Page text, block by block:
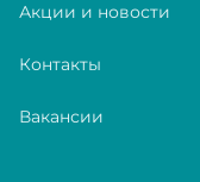
Акции и новости
Контакты
Вакансии